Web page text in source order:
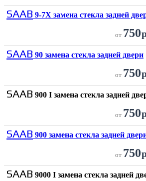
SAAB 9-7X замена стекла задней
от 750
SAAB 90 замена стекла задней двери
от 750
SAAB 900 I замена стекла задней
от 750
SAAB 900 замена стекла задней
от 750
SAAB 9000 I замена стекла задней